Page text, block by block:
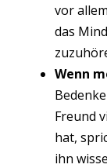
vor
das
Wenn
Freund
hat,
ihn